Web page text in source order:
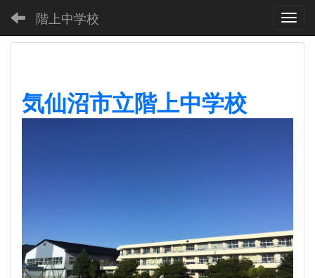
階上中学校
気仙沼市立階上中学校